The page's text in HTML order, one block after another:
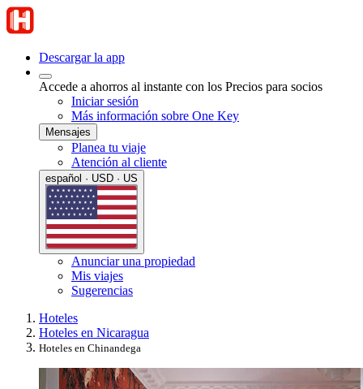
Descargar la app
Accede a ahorros al instante con los Precios para socios
Iniciar sesión
Más información sobre One Key
Mensajes
Planea tu viaje
Atención al cliente
español · USD · US
Anunciar una propiedad
Mis viajes
Sugerencias
Hoteles
Hoteles en Nicaragua
Hoteles en Chinandega